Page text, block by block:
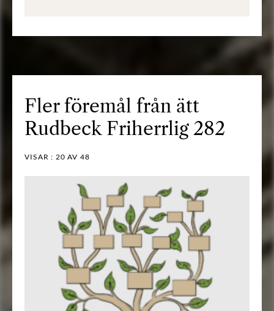
Fler föremål från ätt
Rudbeck Friherrlig 282
VISAR : 20 AV 48